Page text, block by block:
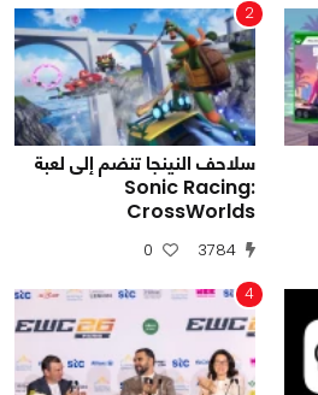
2
سلاحف النينجا تنضم إلى لعبة
Sonic Racing:
CrossWorlds
3784
0
4